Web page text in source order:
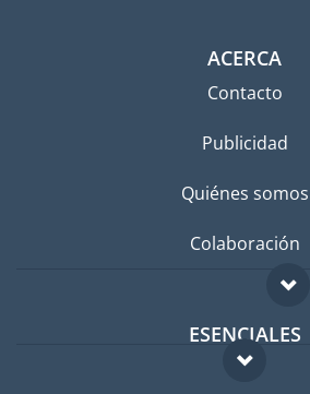
ACERCA
Contacto
Publicidad
Quiénes somos
Colaboración
ESENCIALES
Foro para